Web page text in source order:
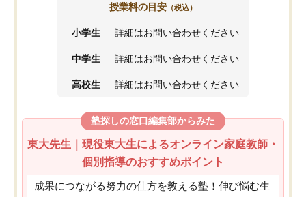
授業料の目安 （税込）
小学生 詳細はお問い合わせください
中学生 詳細はお問い合わせください
高校生 詳細はお問い合わせください
塾探しの窓口編集部からみた
東大先生｜現役東大生によるオンライン家庭教師・
個別指導のおすすめポイント
成果につながる努力の仕方を教える塾！伸び悩む生